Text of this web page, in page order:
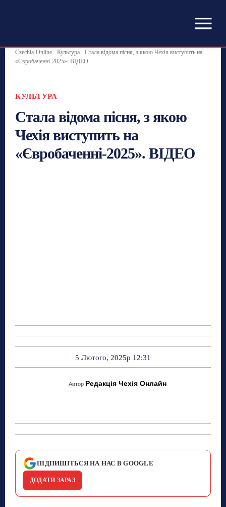
Czechia-Online Культура
Стала відома пісня, з якою Чехія виступить на
«Євробаченні-2025». ВІДЕО
КУЛЬТУРА
Стала відома пісня, з якою
Чехія виступить на
«Євробаченні-2025». ВІДЕО
5 Лютого, 2025р 12:31
Автор Редакція Чехія Онлайн
ПІДПИШІТЬСЯ НА НАС В GOOGLE
ДОДАТИ ЗАРАЗ